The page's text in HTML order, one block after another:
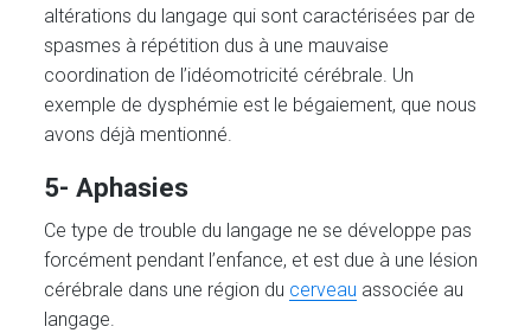
altérations du langage qui sont caractérisées par de
spasmes à répétition dus à une mauvaise
coordination de l’idéomotricité cérébrale. Un
exemple de dysphémie est le bégaiement, que nous
avons déjà mentionné.
5- Aphasies
Ce type de trouble du langage ne se développe pas
forcément pendant l’enfance, et est due à une lésion
cérébrale dans une région du cerveau associée au
langage.